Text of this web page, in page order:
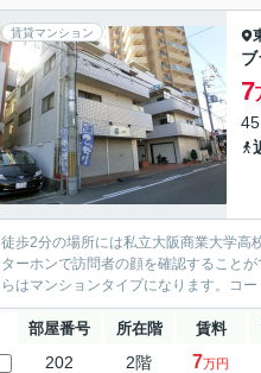
賃貸マンション
ブ
7
徒歩2分の場所には私立大阪商業大学高
ターホンで訪問者の顔を確認すること
らはマンションタイプになります。コ
部屋番号 所在階 賃料
202 2階 7万円